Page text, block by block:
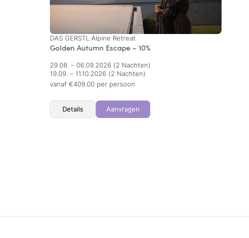
DAS GERSTL Alpine Retreat
Golden Autumn Escape – 10%
29.08. – 06.09.2026 (2 Nachten)
19.09. – 11.10.2026 (2 Nachten)
vanaf €409.00 per persoon
Details Aanvragen